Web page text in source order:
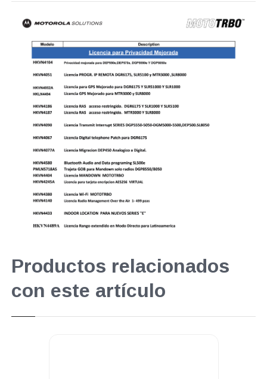
Productos relacionados
con este artículo